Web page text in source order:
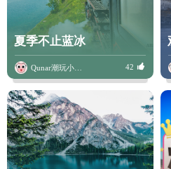
夏季不止蓝冰
42